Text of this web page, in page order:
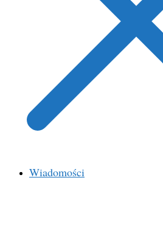
Wiadomości